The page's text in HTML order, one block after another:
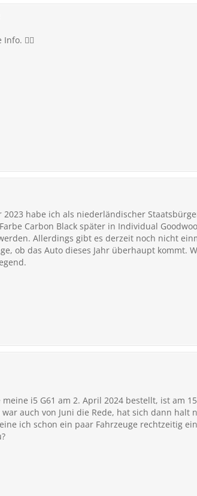
👍🏼
2023 habe ich als niederländischer
Carbon Black später in Individual
Allerdings gibt es derzeit noch nicht
ob das Auto dieses Jahr überhaupt kommt.
i5 G61 am 2. April 2024 bestellt, ist am
auch von Juni die Rede, hat sich dann
ich schon ein paar Fahrzeuge rechtzeitig